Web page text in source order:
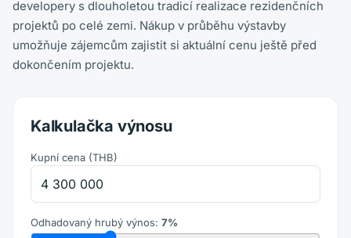
developery s dlouholetou tradicí realizace rezidenčních
projektů po celé zemi. Nákup v průběhu výstavby
umožňuje zájemcům zajistit si aktuální cenu ještě před
dokončením projektu.
Kalkulačka výnosu
Kupní cena (THB)
Odhadovaný hrubý výnos: 7%